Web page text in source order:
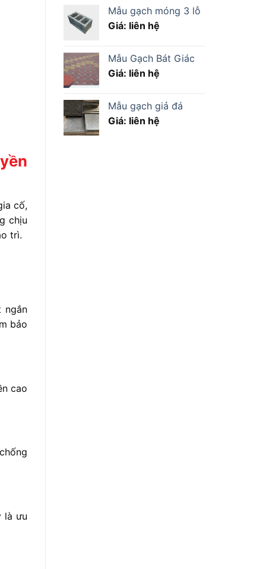
cố,
chịu
trì.
ngắn
bảo
cao
là ưu
Mẫu gạch móng 3 lỗ
Giá: liên hệ
Mẫu Gạch Bát Giác
Giá: liên hệ
Mẫu gạch giả đá
Giá: liên hệ